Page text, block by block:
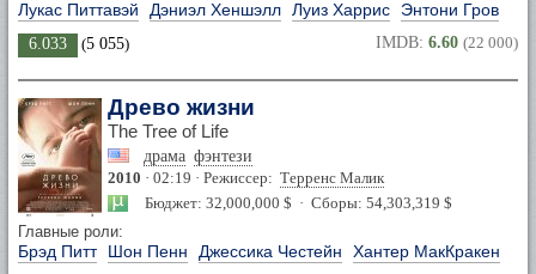
Лукас Питтавэй Дэниэл Хеншэлл Луиз Харрис Энтони Гров
6.033 (5 055) IMDB: 6.60 (22 000)
Древо жизни
The Tree of Life
драма фэнтези
2010 · 02:19 · Режиссер: Терренс Малик
Бюджет: 32,000,000 $ · Сборы: 54,303,319 $
Главные роли:
Брэд Питт Шон Пенн Джессика Честейн Хантер МакКракен